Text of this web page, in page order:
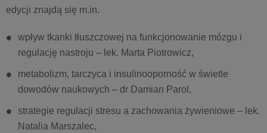
edycji znajdą się m.in.
wpływ tkanki tłuszczowej na funkcjonowanie mózgu i
regulację nastroju – lek. Marta Piotrowicz,
metabolizm, tarczyca i insulinooporność w świetle
dowodów naukowych – dr Damian Parol,
strategie regulacji stresu a zachowania żywieniowe – lek.
Natalia Marszalec,